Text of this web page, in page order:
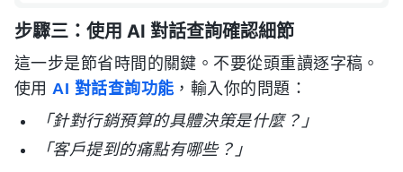
步驟三：使用 AI 對話查詢確認細節
這一步是節省時間的關鍵。不要從頭重讀逐字稿。
使用AI 對話查詢功能 ，輸入你的問題：
「針對行銷預算的具體決策是什麼？」
「客戶提到的痛點有哪些？」